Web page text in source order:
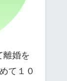
離婚を
て１０